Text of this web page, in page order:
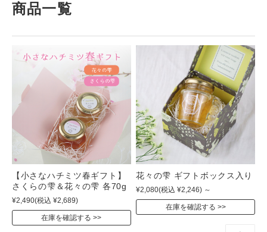
商品一覧
【小さなハチミツ春ギフト】
さくらの雫＆花々の雫 各70g
¥2,490(税込 ¥2,689)
在庫を確認する
花々の雫 ギフトボックス入り
¥2,080(税込 ¥2,246) ～
在庫を確認する